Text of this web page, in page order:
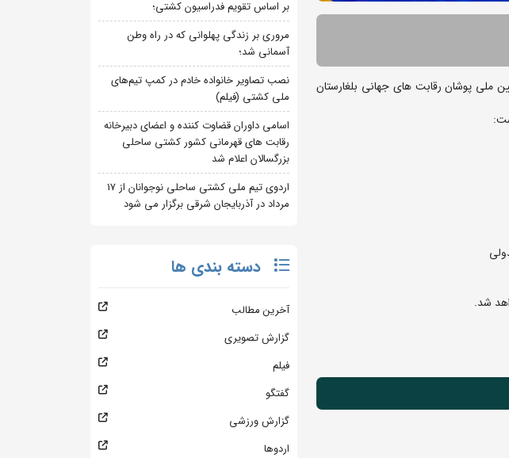
ملی پوشان رقابت های جهانی بلغارستان
بر اساس تقویم فدراسیون کشتی؛
مروری بر زندگی پهلوانی که در راه وطن
آسمانی شد؛
نصب تصاویر خانواده خادم در کمپ تیم‌های
ملی کشتی (فیلم)
اسامی داوران قضاوت کننده و اعضای دبیرخانه
رقابت های قهرمانی کشور کشتی ساحلی
بزرگسالان اعلام شد
اردوی تیم ملی کشتی ساحلی نوجوانان از 17
مرداد در آذربایجان شرقی برگزار می شود
دسته بندی ها
آخرین مطالب
گزارش تصویری
فیلم
گفتگو
گزارش ورزشی
اردوها